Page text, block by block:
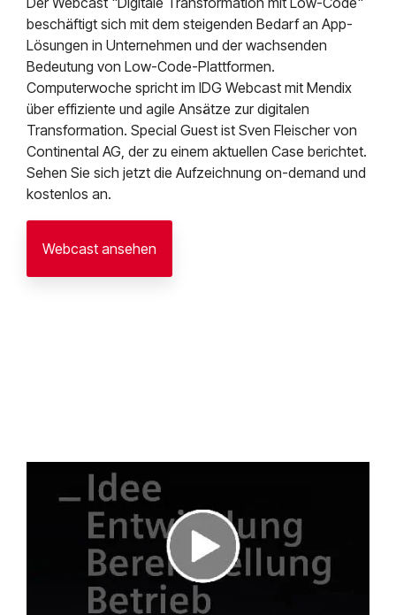
beschäftigt sich mit dem steigenden Bedarf an App-
Lösungen in Unternehmen und der wachsenden
Bedeutung von Low-Code-Plattformen.
Computerwoche spricht im IDG Webcast mit Mendix
über effiziente und agile Ansätze zur digitalen
Transformation. Special Guest ist Sven Fleischer von
Continental AG, der zu einem aktuellen Case berichtet.
Sehen Sie sich jetzt die Aufzeichnung on-demand und
kostenlos an.
Webcast ansehen